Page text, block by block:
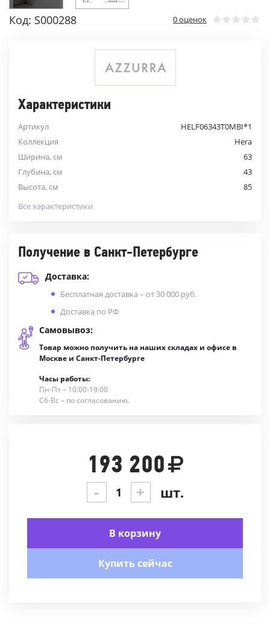
Код: S000288 0 оценок
Характеристики
Артикул
HELF06343T0MBI*1
Коллекция
Hera
Ширина, см
63
Глубина, см
43
Высота, см
85
Все характеристики
Получение в Санкт-Петербурге
Доставка:
Бесплатная доставка – от 30 000 руб.
Доставка по РФ
Самовывоз:
Товар можно получить на наших складах и офисе в
Москве и Санкт-Петербурге
Часы работы:
Пн-Пт – 10:00-19:00
Сб-Вс – по согласованию.
193 200
- + шт.
В корзину
Купить сейчас